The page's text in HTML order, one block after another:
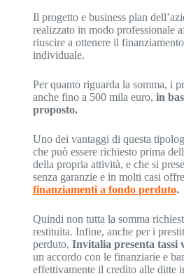
Il progetto e business plan
realizzato in modo professionale
riuscire a ottenere il
individuale.
Per quanto riguarda la somma, i
anche fino a 500 mila euro, in
proposto.
Uno dei vantaggi di questa
che può essere richiesto prima
della propria attività, e che si
senza garanzie e in molti casi
finanziamenti a fondo perduto.
Quindi non tutta la somma
restituita. Infine, anche per i
perduto, Invitalia presenta tassi
un accordo con le finanziarie e
effettivamente il credito alle ditte